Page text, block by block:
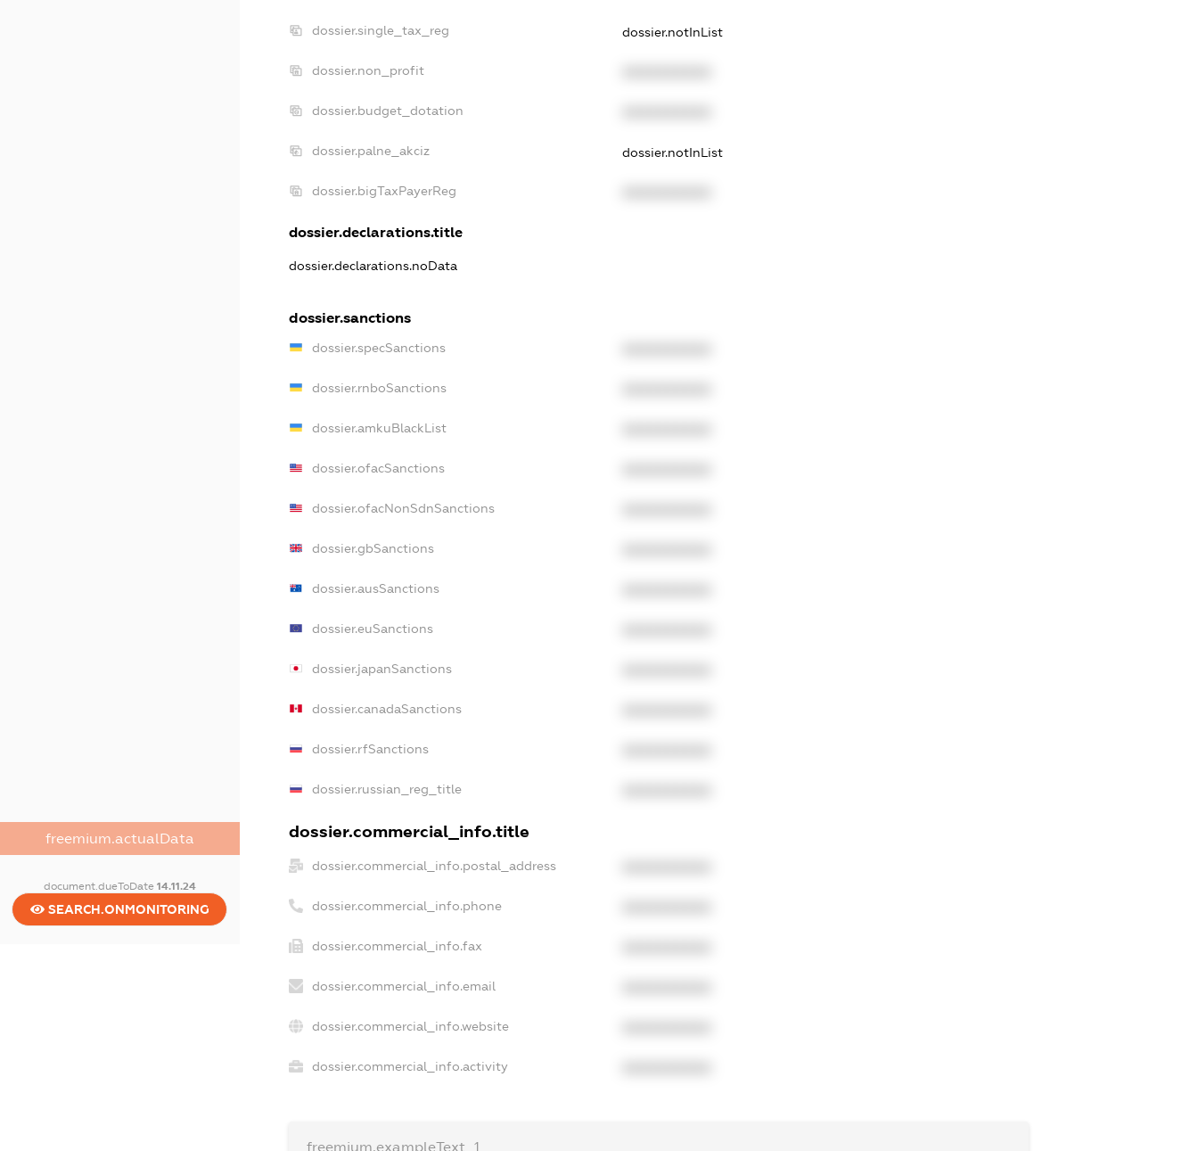
freemium.actualData
document.dueToDate 14.11.24
SEARCH.ONMONITORING
dossier.single_tax_reg dossier.notInList
dossier.non_profit
dossier.budget_dotation
dossier.palne_akciz dossier.notInList
dossier.bigTaxPayerReg
dossier.declarations.title
dossier.declarations.noData
dossier.sanctions
dossier.specSanctions
dossier.rnboSanctions
dossier.amkuBlackList
dossier.ofacSanctions
dossier.ofacNonSdnSanctions
dossier.gbSanctions
dossier.ausSanctions
dossier.euSanctions
dossier.japanSanctions
dossier.canadaSanctions
dossier.rfSanctions
dossier.russian_reg_title
dossier.commercial_info.title
dossier.commercial_info.postal_address
dossier.commercial_info.phone
dossier.commercial_info.fax
dossier.commercial_info.email
dossier.commercial_info.website
dossier.commercial_info.activity
freemium.exampleText_1